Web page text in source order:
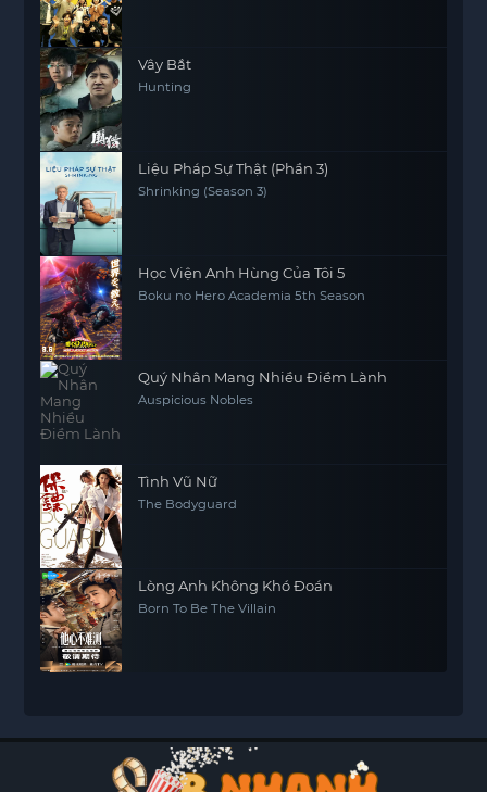
Vây Bắt
Hunting
Liệu Pháp Sự Thật (Phần 3)
Shrinking (Season 3)
Học Viện Anh Hùng Của Tôi 5
Boku no Hero Academia 5th Season
Quý Nhân Mang Nhiều Điềm Lành
Auspicious Nobles
Tình Vũ Nữ
The Bodyguard
Lòng Anh Không Khó Đoán
Born To Be The Villain